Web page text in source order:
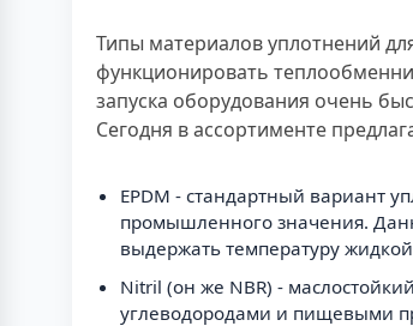
Типы материалов уплотнений
функционировать
запуска оборудования очень
Сегодня в ассортименте
EPDM - стандартный вариант
промышленного значения.
выдержать температуру
Nitril (он же NBR) -
углеводородами и пищевыми